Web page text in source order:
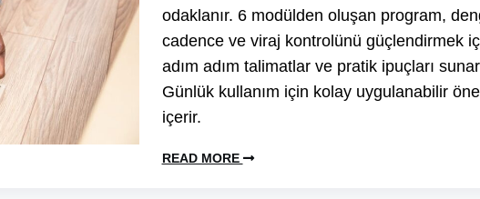
odaklanır. 6 modülden oluşan program,
cadence ve viraj kontrolünü güçlendirmek
adım adım talimatlar ve pratik ipuçları
Günlük kullanım için kolay uygulanabilir
içerir.
READ MORE